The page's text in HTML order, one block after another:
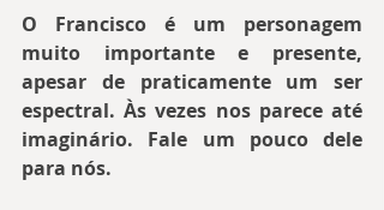
O Francisco é um personagem
muito importante e presente,
apesar de praticamente um ser
espectral. Às vezes nos parece até
imaginário. Fale um pouco dele
para nós.